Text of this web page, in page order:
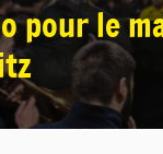
pour le